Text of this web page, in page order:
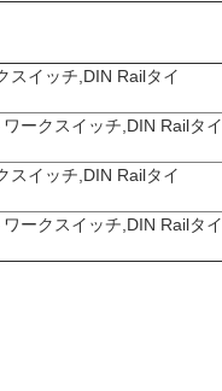
スイッチ,DIN Railタイ
ークスイッチ,DIN Railタイ
スイッチ,DIN Railタイ
ークスイッチ,DIN Railタイ